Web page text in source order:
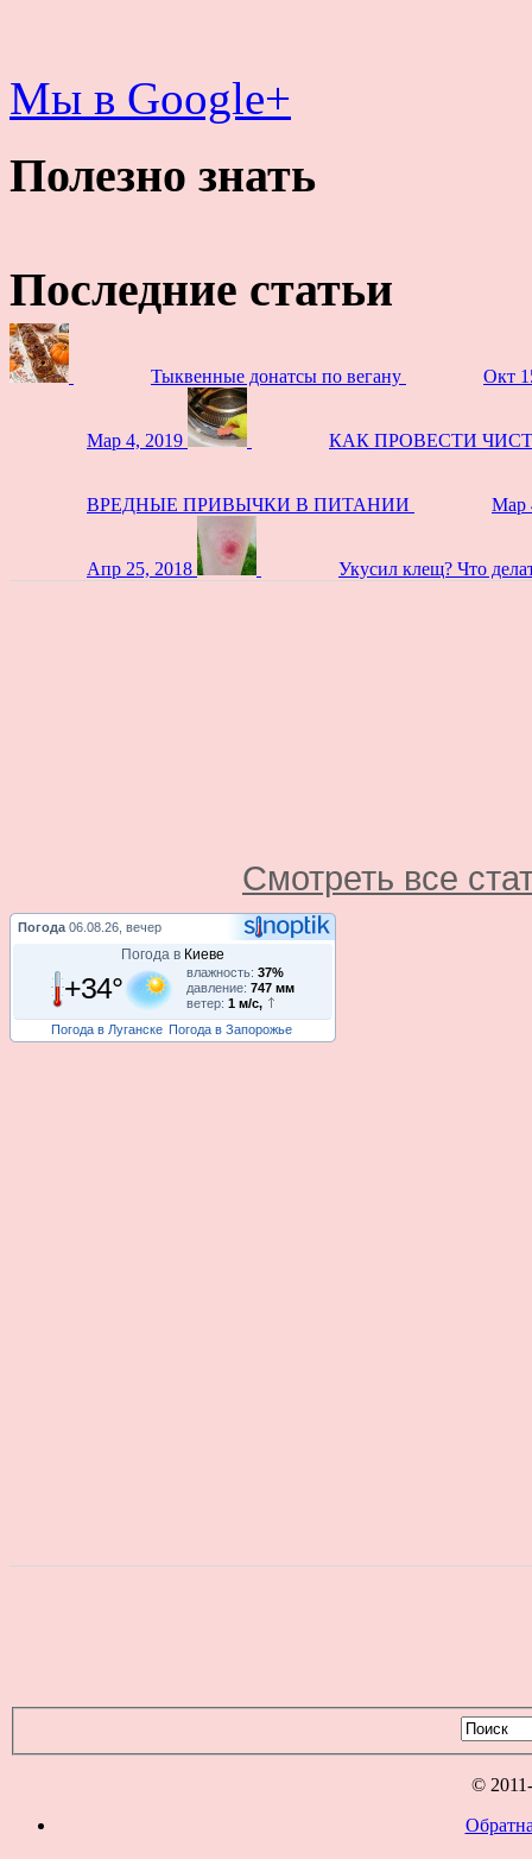
Мы в Google+
Полезно знать
Последние статьи
Тыквенные донатсы по вегану Окт
Мар 4, 2019 КАК ПРОВЕСТИ
ВРЕДНЫЕ ПРИВЫЧКИ В ПИТАНИИ Мар
Апр 25, 2018 Укусил клещ? Что
Смотреть все
Погода 06.08.26, вечер
Погода в Киеве
+34° влажность: 37%
давление: 747 мм
ветер: 1 м/с,
Погода в Луганске Погода в Запорожье
©